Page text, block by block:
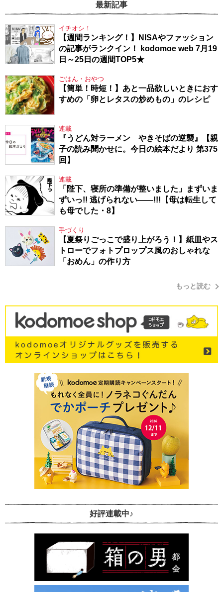
最新記事
イチオシ！
【週間ランキング！】NISAやファッション
の記事がランクイン！ kodomoe web 7月19
日～25日の週間TOP5★
ごはん・おやつ
【簡単！時短！】あと一品欲しいときにおす
すめの「卵とレタスの炒めもの」のレシピ
連載
『うどん対ラーメン やきそばの逆襲』【親
子の読み聞かせに。今日の絵本だより 第375
回】
連載
「陛下、寝所の準備が整いました」まずいま
ずいっ!! 逃げられない――!!!【母は転生して
も母でした・8】
手づくり
【夏祭りごっこで盛り上がろう！】紙皿やス
トローでフォトプロップス風のおしゃれな
「おめん」の作り方
もっと読む
好評連載中♪